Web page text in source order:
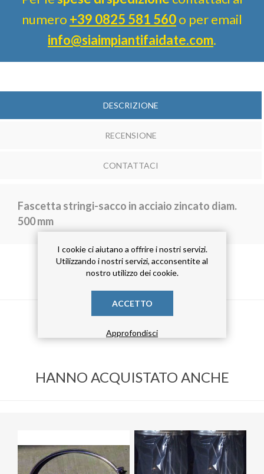
numero +39 0825 581 560o per email
info@siaimpiantifaidate.com.
DESCRIZIONE
RECENSIONE
CONTATTACI
Fascetta stringi-sacco in acciaio zincato diam.
500 mm
HANNO ACQUISTATO ANCHE
I cookie ci aiutano a offrire i nostri servizi.
Utilizzando i nostri servizi, acconsentite al
nostro utilizzo dei cookie.
ACCETTO
Approfondisci